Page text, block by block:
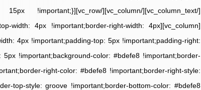
top-width: 4px !important;border-right-width: 4px
4px !important;padding-top: 5px !important;padding-right:
!important;background-color: #bdefe8 !important;border-
right-color: #bdefe8 !important;border-right-style:
top-style: groove !important;border-bottom-color: #bdefe8